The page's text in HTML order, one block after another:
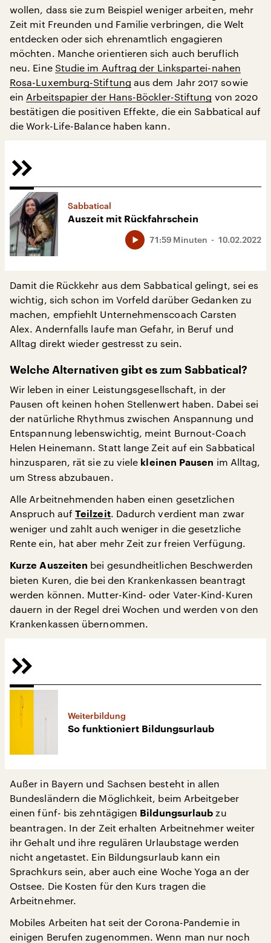
wollen, dass sie zum Beispiel weniger arbeiten, mehr
Zeit mit Freunden und Familie verbringen, die Welt
entdecken oder sich ehrenamtlich engagieren
möchten. Manche orientieren sich auch beruflich
neu. Eine Studie im Auftrag der Linkspartei-nahen
Rosa-Luxemburg-Stiftung aus dem Jahr 2017 sowie
ein Arbeitspapier der Hans-Böckler-Stiftung von 2020
bestätigen die positiven Effekte, die ein Sabbatical auf
die Work-Life-Balance haben kann.
Sabbatical
Auszeit mit Rückfahrschein
10.02.2022
71:59 Minuten
Damit die Rückkehr aus dem Sabbatical gelingt, sei es
wichtig, sich schon im Vorfeld darüber Gedanken zu
machen, empfiehlt Unternehmenscoach Carsten
Alex. Andernfalls laufe man Gefahr, in Beruf und
Alltag direkt wieder gestresst zu sein.
Welche Alternativen gibt es zum Sabbatical?
Wir leben in einer Leistungsgesellschaft, in der
Pausen oft keinen hohen Stellenwert haben. Dabei sei
der natürliche Rhythmus zwischen Anspannung und
Entspannung lebenswichtig, meint Burnout-Coach
Helen Heinemann. Statt lange Zeit auf ein Sabbatical
hinzusparen, rät sie zu viele kleinen Pausen im Alltag,
um Stress abzubauen.
Alle Arbeitnehmenden haben einen gesetzlichen
Anspruch aufTeilzeit. Dadurch verdient man zwar
weniger und zahlt auch weniger in die gesetzliche
Rente ein, hat aber mehr Zeit zur freien Verfügung.
Kurze Auszeiten bei gesundheitlichen Beschwerden
bieten Kuren, die bei den Krankenkassen beantragt
werden können. Mutter-Kind- oder Vater-Kind-Kuren
dauern in der Regel drei Wochen und werden von den
Krankenkassen übernommen.
Weiterbildung
So funktioniert Bildungsurlaub
Außer in Bayern und Sachsen besteht in allen
Bundesländern die Möglichkeit, beim Arbeitgeber
einen fünf- bis zehntägigen Bildungsurlaub zu
beantragen. In der Zeit erhalten Arbeitnehmer weiter
ihr Gehalt und ihre regulären Urlaubstage werden
nicht angetastet. Ein Bildungsurlaub kann ein
Sprachkurs sein, aber auch eine Woche Yoga an der
Ostsee. Die Kosten für den Kurs tragen die
Arbeitnehmer.
Mobiles Arbeiten hat seit der Corona-Pandemie in
einigen Berufen zugenommen. Wenn man nur noch